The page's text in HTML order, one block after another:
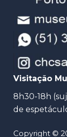
Visitação
8h30-18h
de
Copyright ©